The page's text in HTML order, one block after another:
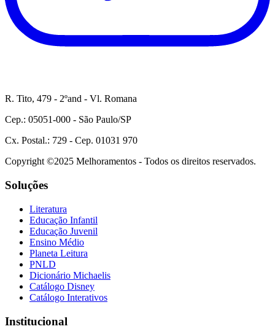
R. Tito, 479 - 2ºand - Vl. Romana
Cep.: 05051-000 - São Paulo/SP
Cx. Postal.: 729 - Cep. 01031 970
Copyright ©2025 Melhoramentos - Todos os direitos reservados.
Soluções
Literatura
Educação Infantil
Educação Juvenil
Ensino Médio
Planeta Leitura
PNLD
Dicionário Michaelis
Catálogo Disney
Catálogo Interativos
Institucional